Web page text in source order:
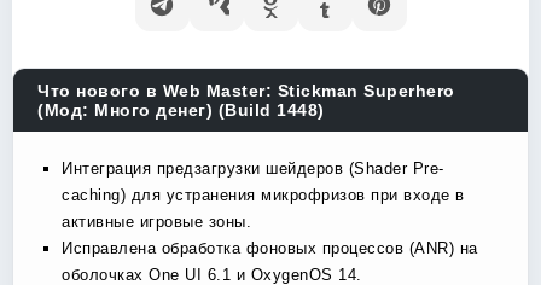
Что нового в Web Master: Stickman Superhero
(Мод: Много денег) (Build 1448)
Интеграция предзагрузки шейдеров (Shader Pre-
caching) для устранения микрофризов при входе в
активные игровые зоны.
Исправлена обработка фоновых процессов (ANR) на
оболочках One UI 6.1 и OxygenOS 14.